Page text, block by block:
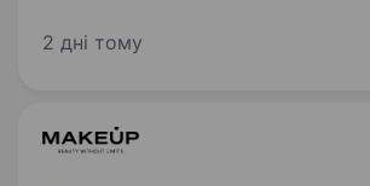
Пакування металевих виробів
2 дні тому